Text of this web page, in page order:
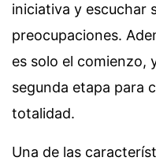
iniciativa y escuchar
preocupaciones.
es solo el comienzo,
segunda etapa para
totalidad.
Una de las